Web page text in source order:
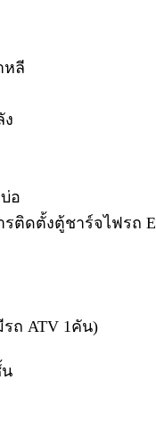
หลี
ง
อ
รติดตั้งตู้ชาร์จไฟรถ
ถ ATV 1คัน)